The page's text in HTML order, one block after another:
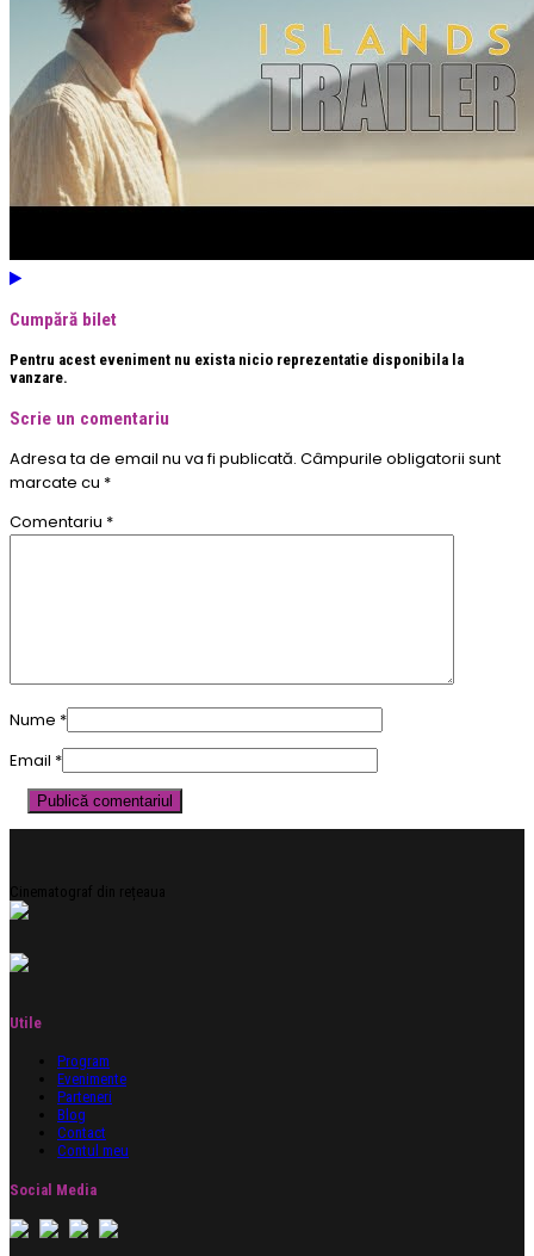
Cumpără bilet
Pentru acest eveniment nu exista nicio reprezentatie disponibila la
vanzare.
Scrie un comentariu
Adresa ta de email nu va fi publicată. Câmpurile obligatorii sunt
marcate cu *
Comentariu *
Nume *
Email *
Cinematograf din rețeaua
Utile
Program
Evenimente
Parteneri
Blog
Contact
Contul meu
Social Media